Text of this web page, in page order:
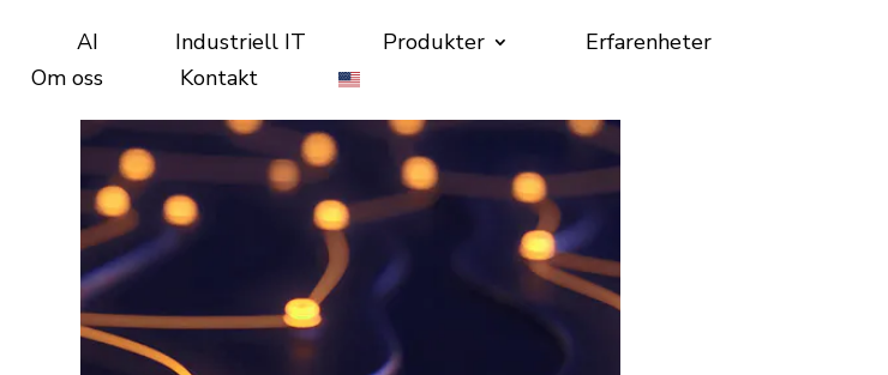
AI Industriell IT Produkter
Erfarenheter
Om oss
Kontakt